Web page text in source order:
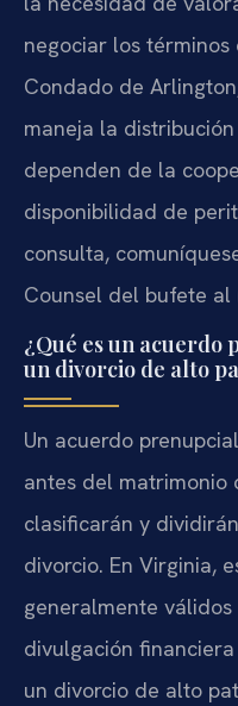
negociar los
Condado de
maneja la
dependen de la
disponibilidad de
consulta,
Counsel del bufete al
¿Qué es un acuerdo
un divorcio de alto
Un acuerdo
antes del matrimonio
clasificarán y
divorcio. En Virginia,
generalmente
divulgación
un divorcio de alto